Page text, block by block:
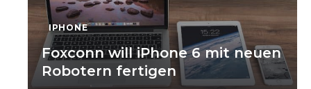
IPHONE
Foxconn will iPhone 6 mit neuen
Robotern fertigen